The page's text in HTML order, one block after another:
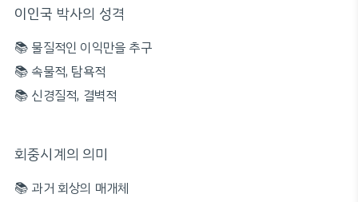
이인국 박사의 성격
📚 물질적인 이익만을 추구
📚 속물적, 탐욕적
📚 신경질적, 결벽적
회중시계의 의미
📚 과거 회상의 매개체